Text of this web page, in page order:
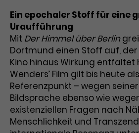
Performance der
erhobenen Daten
anonymisierter
der Besuche, die
stammen, und die
Seiten.
Name _gat_UA-63561367-1
Zweck
Informationen zu
dient der Zuordnung
Conversions zu
Kampagnen.
Name _gcl_dc
Anbieter Google / DoubleClick
Ein epochaler Stoff für eine
Uraufführung
Mit Der Himmel über Berlin
Dortmund einen Stoff auf,
Kino hinaus Wirkung entfaltet
Wenders’ Film gilt bis heute
Referenzpunkt – wegen
Bildsprache ebenso wie
existenziellen Fragen nach
Menschlichkeit und